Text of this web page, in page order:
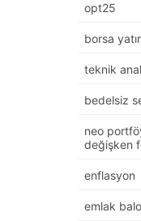
opt25
borsa
teknik
bedelsiz
neo
değişken
enflasyon
emlak